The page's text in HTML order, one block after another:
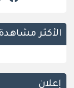
الأكثر
إعلان